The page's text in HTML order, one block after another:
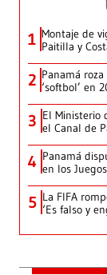
1 Montaje de
Paitilla y
2 Panamá
‘softbol’ en
3 El Ministerio
el Canal de
4 Panamá
en los
5 La FIFA
‘Es falso y